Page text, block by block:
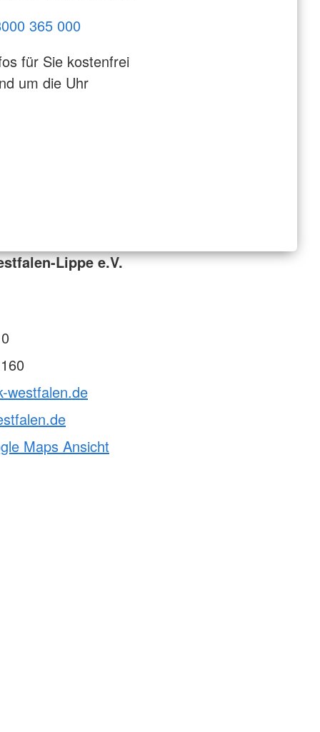
365 000
für Sie kostenfrei
um die Uhr
Lippe e.V.
westfalen.de
Maps Ansicht